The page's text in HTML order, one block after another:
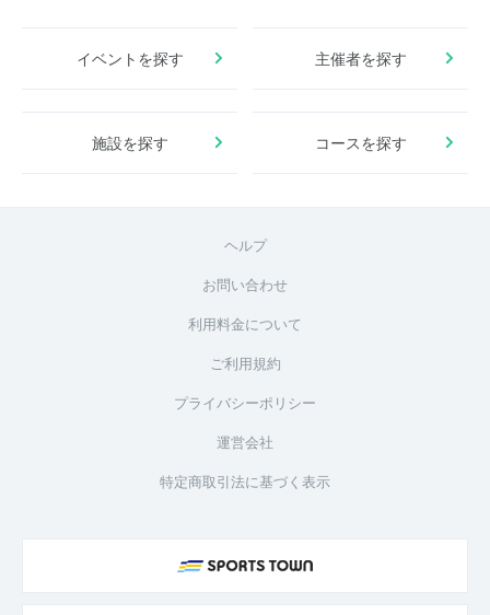
イベントを探す 主催者を探す
施設を探す コースを探す
ヘルプ
お問い合わせ
利用料金について
ご利用規約
プライバシーポリシー
運営会社
特定商取引法に基づく表示